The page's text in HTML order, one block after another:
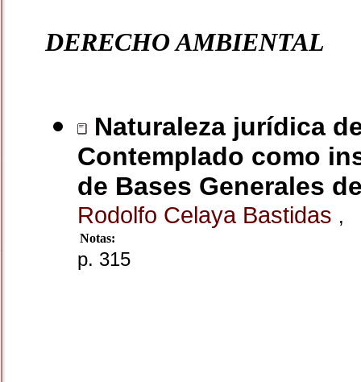
DERECHO AMBIENTAL
Naturaleza jurídica
Contemplado como
de Bases Generales
Rodolfo Celaya Bastidas ,
Notas:
p. 315